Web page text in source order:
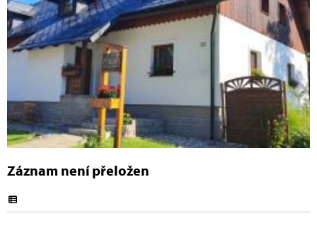
Záznam není přeložen